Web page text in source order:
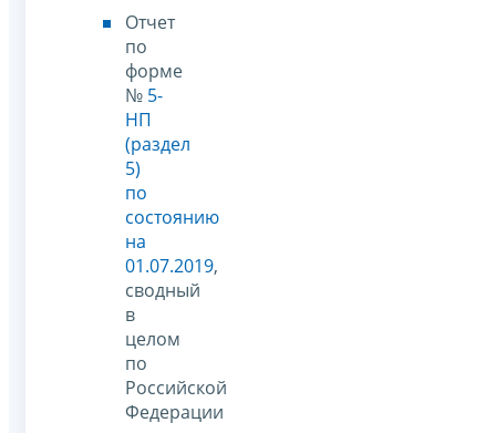
Отчет
по
форме
№ 5-
НП
(раздел
5)
по
состоянию
на
01.07.2019,
сводный
в
целом
по
Российской
Федерации